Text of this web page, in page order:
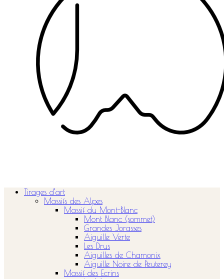
Tirages d’art
Massifs des Alpes
Massif du Mont-Blanc
Mont Blanc (sommet)
Grandes Jorasses
Aiguille Verte
Les Drus
Aiguilles de Chamonix
Aiguille Noire de Peuterey
Massif des Ecrins